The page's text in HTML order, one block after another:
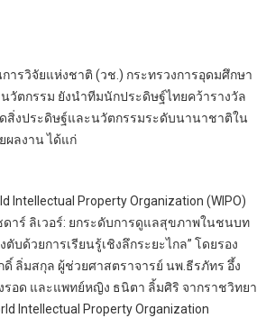
วิจัยแห่งชาติ (วช.) กระทรวงการอุดมศึกษา
วัตกรรม ยังนำทีมนักประดิษฐ์ไทยคว้ารางวัล
สิ่งประดิษฐ์และนวัตกรรมระดับนานาชาติใน
ผลงาน ได้แก่
Intellectual Property Organization (WIPO)
ซดาร์ ลิเวอร์: ยกระดับการดูแลสุขภาพในชนบท
ตับด้วยการเรียนรู้เชิงลึกระยะไกล” โดยรอง
ลิ่มสกุล ผู้ช่วยศาสตราจารย์ นพ.ธีรภัทร อึ้ง
รอด และแพทย์หญิง ธนิตา ลิ้มศิริ จากราชวิทยา
Intellectual Property Organization